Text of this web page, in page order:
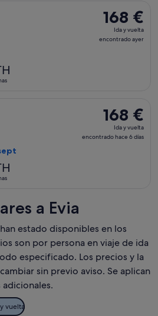
168 €
Ida
y
168 €
Ida y vuelta
encontrado ayer
168 €
Ida
y
168 €
Ida y vuelta
encontrado hace 6 días
a Evia
estado disponibles en los
son por persona en viaje de ida
especificado. Los precios y la
sin previo aviso. Se aplican
vuelta